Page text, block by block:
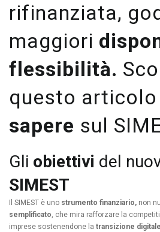
rifinanziata,
maggiori
flessibilità.
questo articolo
sapere sul
Gli obiettivi del
SIMEST
Il SIMEST è uno strumento finanziario, non
semplificato, che mira rafforzare la
imprese sostenendone la transizione digitale